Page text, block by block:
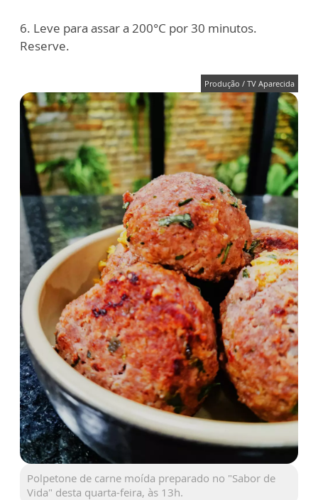
6. Leve para assar a 200°C por 30 minutos.
Reserve.
Produção / TV Aparecida
Polpetone de carne moída preparado no "Sabor de
Vida" desta quarta-feira, às 13h.